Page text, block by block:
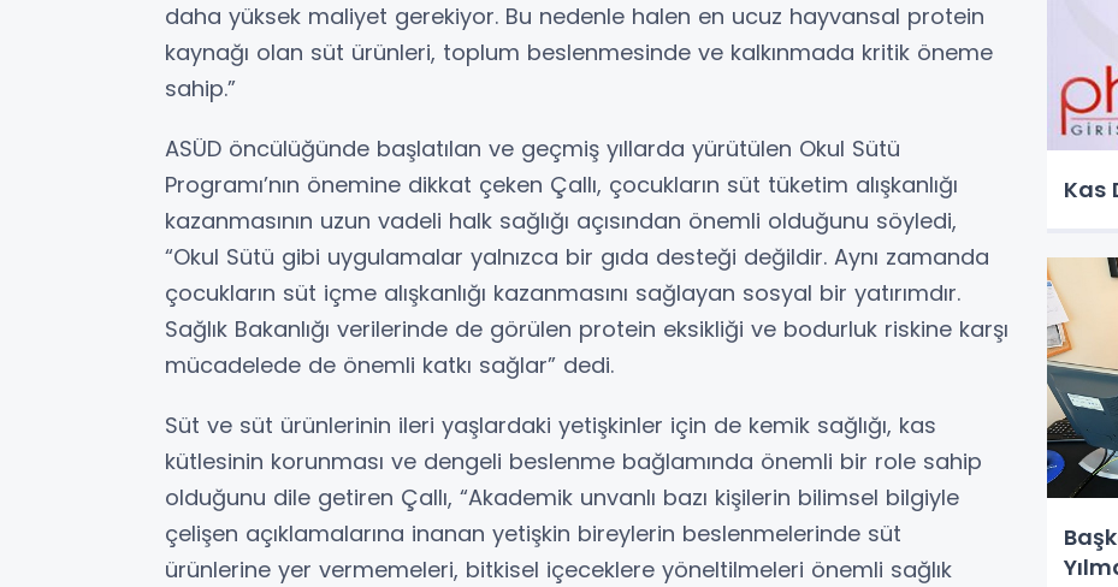
daha yüksek maliyet gerekiyor. Bu nedenle halen en ucuz hayvansal protein
kaynağı olan süt ürünleri, toplum beslenmesinde ve kalkınmada kritik öneme
sahip.”
ASÜD öncülüğünde başlatılan ve geçmiş yıllarda yürütülen Okul Sütü
Programı’nın önemine dikkat çeken Çallı, çocukların süt tüketim alışkanlığı
kazanmasının uzun vadeli halk sağlığı açısından önemli olduğunu söyledi,
“Okul Sütü gibi uygulamalar yalnızca bir gıda desteği değildir. Aynı zamanda
çocukların süt içme alışkanlığı kazanmasını sağlayan sosyal bir yatırımdır.
Sağlık Bakanlığı verilerinde de görülen protein eksikliği ve bodurluk riskine karşı
mücadelede de önemli katkı sağlar” dedi.
Süt ve süt ürünlerinin ileri yaşlardaki yetişkinler için de kemik sağlığı, kas
kütlesinin korunması ve dengeli beslenme bağlamında önemli bir role sahip
olduğunu dile getiren Çallı, “Akademik unvanlı bazı kişilerin bilimsel bilgiyle
çelişen açıklamalarına inanan yetişkin bireylerin beslenmelerinde süt
ürünlerine yer vermemeleri, bitkisel içeceklere yöneltilmeleri önemli sağlık
Kas